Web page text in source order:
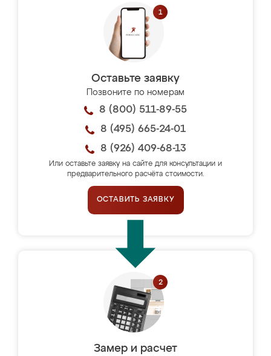
Оставьте заявку
Позвоните по номерам
8 (800) 511-89-55
8 (495) 665-24-01
8 (926) 409-68-13
Или оставьте заявку на сайте для консультации и
предварительного расчёта стоимости.
ОСТАВИТЬ ЗАЯВКУ
Замер и расчет